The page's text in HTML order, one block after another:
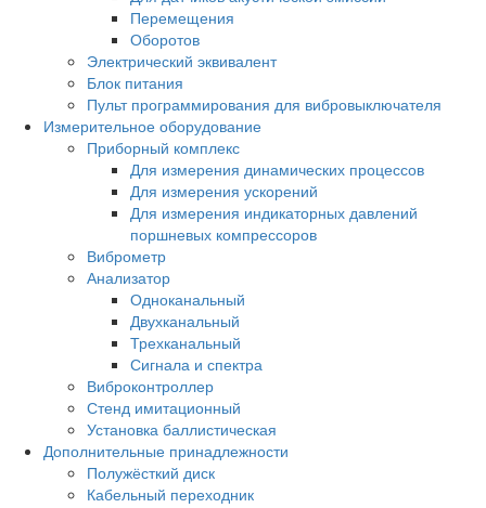
Перемещения
Оборотов
Электрический эквивалент
Блок питания
Пульт программирования для вибровыключателя
Измерительное оборудование
Приборный комплекс
Для измерения динамических процессов
Для измерения ускорений
Для измерения индикаторных давлений
поршневых компрессоров
Виброметр
Анализатор
Одноканальный
Двухканальный
Трехканальный
Сигнала и спектра
Виброконтроллер
Стенд имитационный
Установка баллистическая
Дополнительные принадлежности
Полужёсткий диск
Кабельный переходник